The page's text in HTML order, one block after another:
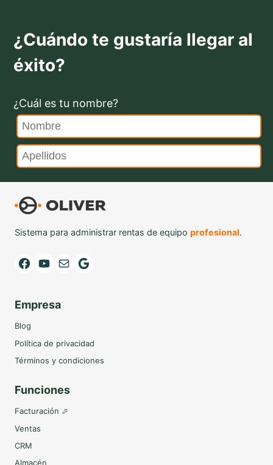
¿Cuándo te gustaría llegar al
éxito?
¿Cuál es tu nombre?
Sistema para administrar rentas de equipo profesional.
Facebook YouTube Mail Google
Empresa
Blog
Política de privacidad
Términos y condiciones
Funciones
Facturación ⬀
Ventas
CRM
Almacén